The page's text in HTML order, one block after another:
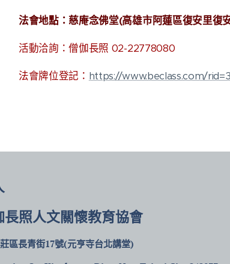
法會地點：慈庵念佛堂(高雄市阿蓮區復安里復
活動洽詢：僧伽長照 02-22778080
法會牌位登記： https://www.beclass.com/
長照人文關懷教育協會
區長青街17號(元亨寺台北講堂)